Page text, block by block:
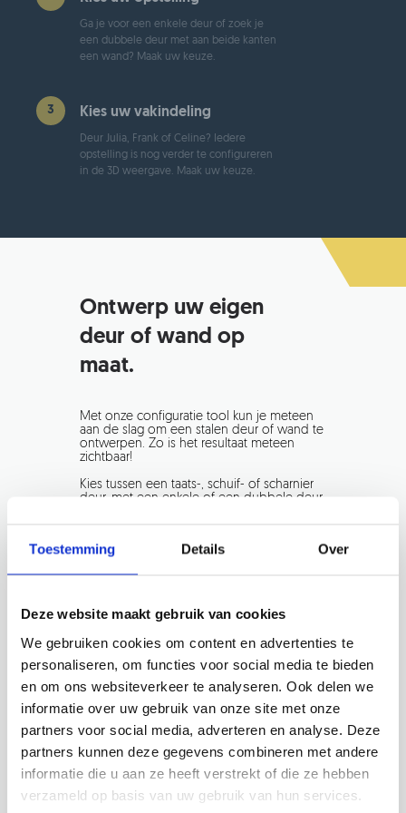
Toestemming Details Over
Deze website maakt gebruik van cookies
We gebruiken cookies om content en advertenties te
personaliseren, om functies voor social media te bieden
en om ons websiteverkeer te analyseren. Ook delen we
informatie over uw gebruik van onze site met onze
partners voor social media, adverteren en analyse. Deze
partners kunnen deze gegevens combineren met andere
informatie die u aan ze heeft verstrekt of die ze hebben
verzameld op basis van uw gebruik van hun services.
Ga je voor een enkele deur of zoek je
een dubbele deur met aan beide kanten
een wand? Maak uw keuze.
3 Kies uw vakindeling
Deur Julia, Frank of Celine? Iedere
opstelling is nog verder te configureren
in de 3D weergave. Maak uw keuze.
Ontwerp uw eigen
deur of wand op
maat.
Met onze configuratie tool kun je meteen
aan de slag om een stalen deur of wand te
ontwerpen. Zo is het resultaat meteen
zichtbaar!
Kies tussen een taats-, schuif- of scharnier
deur, met een enkele of een dubbele deur.
om eerst een
kleurstaalte bestellen.
van onze vakmensen de maten persoonlijk
een definitieve tekening.
De deuren worden in onze eigen fabriek
gemaakt, waarna onze experts deze bij je
Lees hieronder meer over het inmeten &
monteren.